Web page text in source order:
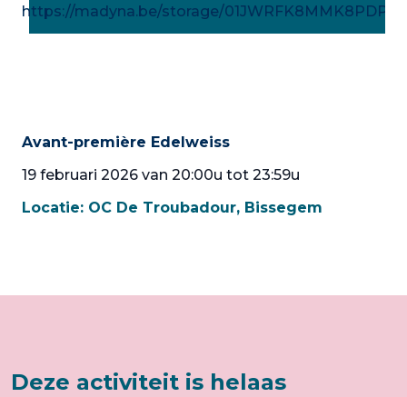
Avant-première Edelweiss
19 februari 2026 van 20:00u tot 23:59u
Locatie: OC De Troubadour, Bissegem
Deze activiteit is helaas